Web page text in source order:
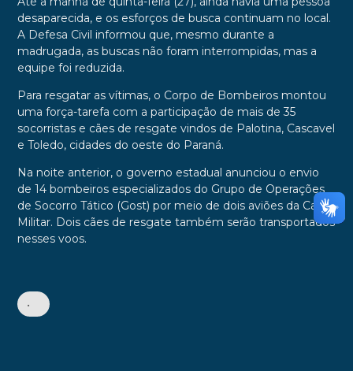
desaparecida, e os esforços de busca continuam no local.
A Defesa Civil informou que, mesmo durante a
madrugada, as buscas não foram interrompidas, mas a
equipe foi reduzida.
Para resgatar as vítimas, o Corpo de Bombeiros montou
uma força-tarefa com a participação de mais de 35
socorristas e cães de resgate vindos de Palotina, Cascavel
e Toledo, cidades do oeste do Paraná.
Na noite anterior, o governo estadual anunciou o envio
de 14 bombeiros especializados do Grupo de Operações
de Socorro Tático (Gost) por meio de dois aviões da Casa
Militar. Dois cães de resgate também serão transportados
nesses voos.
•